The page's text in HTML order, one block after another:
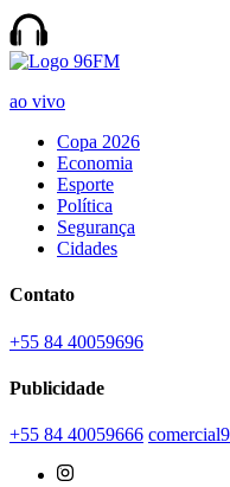
ao vivo
Copa 2026
Economia
Esporte
Política
Segurança
Cidades
Contato
+55 84 40059696
Publicidade
+55 84 40059666